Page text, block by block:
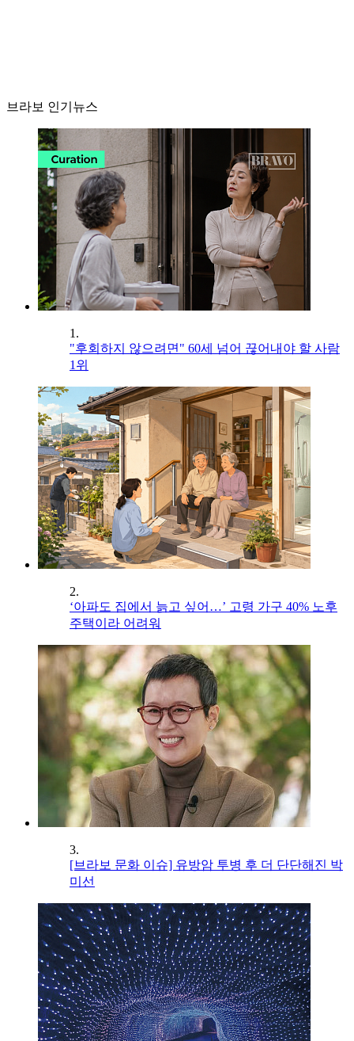
브라보 인기뉴스
1.
"후회하지 않으려면" 60세 넘어 끊어내야 할 사람
1위
2.
‘아파도 집에서 늙고 싶어…’ 고령 가구 40% 노후
주택이라 어려워
3.
[브라보 문화 이슈] 유방암 투병 후 더 단단해진 박
미선